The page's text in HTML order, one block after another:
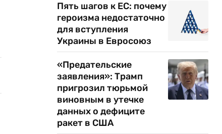
Пять шагов к ЕС: почему
героизма недостаточно
для вступления
Украины в Евросоюз
«Предательские
заявления»: Трамп
пригрозил тюрьмой
виновным в утечке
данных о дефиците
ракет в США